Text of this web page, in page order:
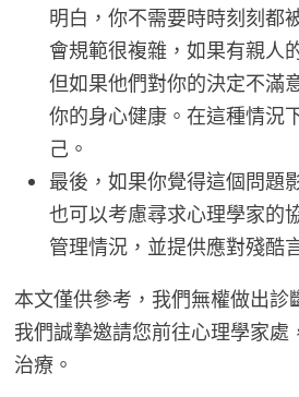
明白，你不需要時時刻刻都
會規範很複雜，如果有親人
但如果他們對你的決定不滿
你的身心健康。在這種情況
己。
最後，如果你覺得這個問題
也可以考慮尋求心理學家的
管理情況，並提供應對殘酷
本文僅供參考，我們無權做出診
我們誠摯邀請您前往心理學家處
治療。